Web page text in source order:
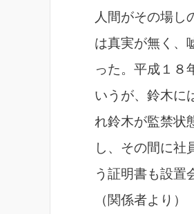
人間がその場し
は真実が無く、
った。平成１８
いうが、鈴木に
れ鈴木が監禁状
し、その間に社
う証明書も設置
（関係者より）